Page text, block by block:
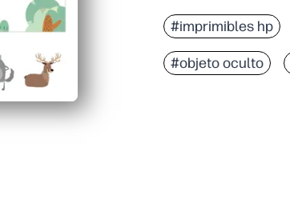
#imprimibles hp
#objeto oculto